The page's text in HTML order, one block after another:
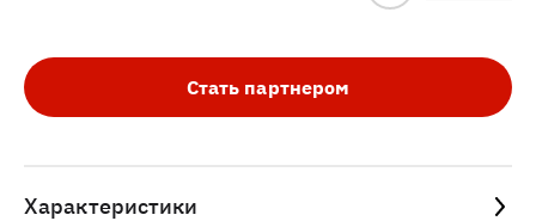
Стать партнером
Характеристики